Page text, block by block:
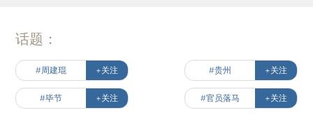
话题：
#周建琨 +关注 #贵州 +关注
#毕节 +关注 #官员落马 +关注